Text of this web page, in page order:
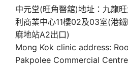
中元堂(旺角醫舘)地址：九龍
利商業中心11樓02及03室(港
麻地站A2出口)
Mong Kok clinic address:
Pakpolee Commercial